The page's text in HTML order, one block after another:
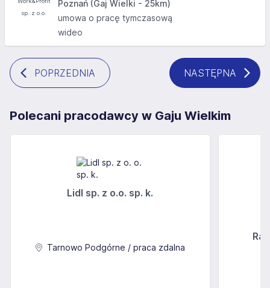
Poznań (Gaj Wielki - 25km)
umowa o pracę tymczasową
wideo
POPRZEDNIA NASTĘPNA
Polecani pracodawcy w Gaju Wielkim
Lidl sp. z o.o. sp. k.
Tarnowo Podgórne / praca zdalna